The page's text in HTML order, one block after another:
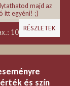
majd az
itt egyéni! ;)
RÉSZLETEK
10 fő!
és szín